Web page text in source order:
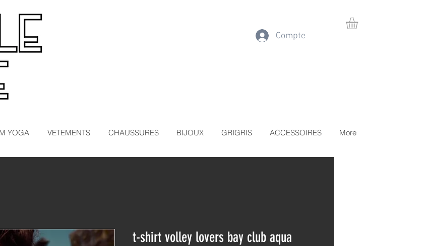
Compte
YOGA VETEMENTS CHAUSSURES BIJOUX GRIGRIS ACCESSOIRES More
t-shirt volley lovers bay club aqua